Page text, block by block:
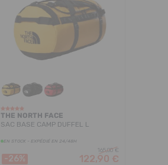
THE NORTH FACE
SAC BASE CAMP DUFFEL L
EN STOCK - EXPÉDIÉ EN 24/48H
-26%
165,00 €
122,90 €